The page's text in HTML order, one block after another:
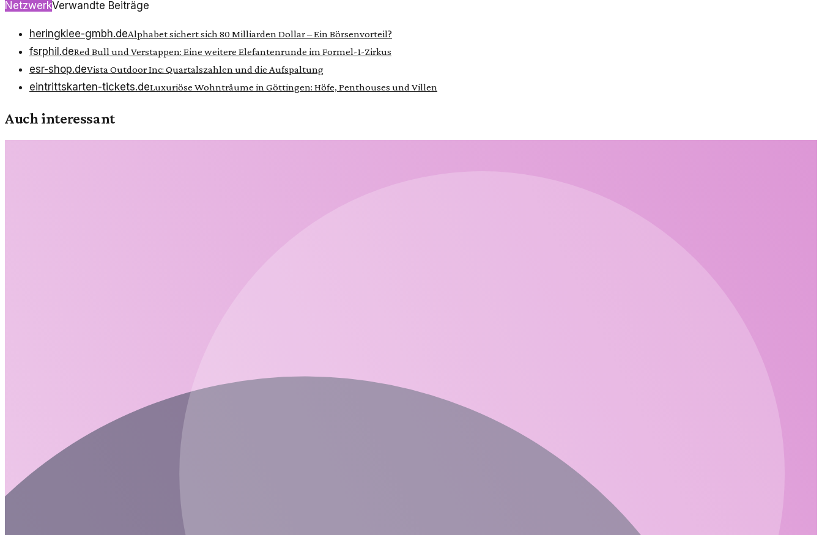
NetzwerkVerwandte Beiträge
heringklee-gmbh.deAlphabet sichert sich 80 Milliarden Dollar – Ein Börsenvorteil?
fsrphil.deRed Bull und Verstappen: Eine weitere Elefantenrunde im Formel-1-Zirkus
esr-shop.deVista Outdoor Inc: Quartalszahlen und die Aufspaltung
eintrittskarten-tickets.deLuxuriöse Wohnträume in Göttingen: Höfe, Penthouses und Villen
Auch interessant